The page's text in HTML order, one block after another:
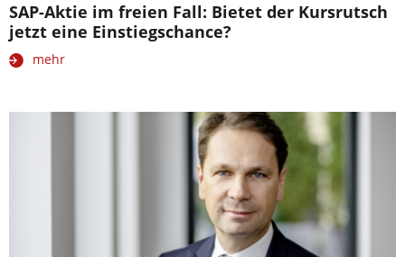
SAP-Aktie im freien Fall: Bietet der Kursrutsch
jetzt eine Einstiegschance?
mehr